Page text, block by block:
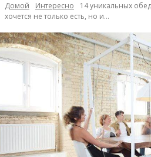
Домой Интересно
14 уникальных
хочется не только есть, но и...